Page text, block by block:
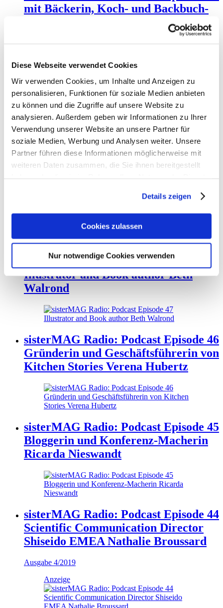
Diese Webseite verwendet Cookies
Wir verwenden Cookies, um Inhalte und Anzeigen zu
personalisieren, Funktionen für soziale Medien anbieten
zu können und die Zugriffe auf unsere Website zu
analysieren. Außerdem geben wir Informationen zu Ihrer
Verwendung unserer Website an unsere Partner für
soziale Medien, Werbung und Analysen weiter. Unsere
Partner führen diese Informationen möglicherweise mit
weiteren Daten zusammen, die Sie ihnen bereitgestellt
Details zeigen
Cookies zulassen
Nur notwendige Cookies verwenden
mit Bäckerin, Koch- und Backbuch-
Unternehmerin Cynthia Barcomi
sisterMAG Radio: Podcast Episode 49
Lettering Artist, Influencerin &
Gründerin Frau Hölle Studio
with Wedding Photographer Ashley
Ludaescher
sisterMAG Radio: Podcast Episode 47
Illustrator and Book author Beth
Walrond
sisterMAG Radio: Podcast Episode 46
Gründerin und Geschäftsführerin von
Kitchen Stories Verena Hubertz
sisterMAG Radio: Podcast Episode 45
Bloggerin und Konferenz-Macherin
Ricarda Nieswandt
sisterMAG Radio: Podcast Episode 44
Scientific Communication Director
Shiseido EMEA Nathalie Broussard
Ausgabe 4/2019
Anzeige